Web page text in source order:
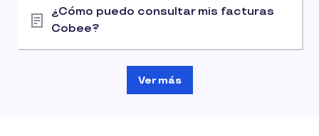
¿Cómo puedo consultar mis facturas
Cobee?
Ver más